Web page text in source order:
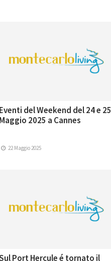
Eventi del Weekend del 24 e 25
Maggio 2025 a Cannes
22 Maggio 2025
Port Hercule é tornato il